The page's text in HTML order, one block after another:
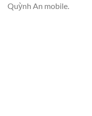
Quỳnh An mobile.